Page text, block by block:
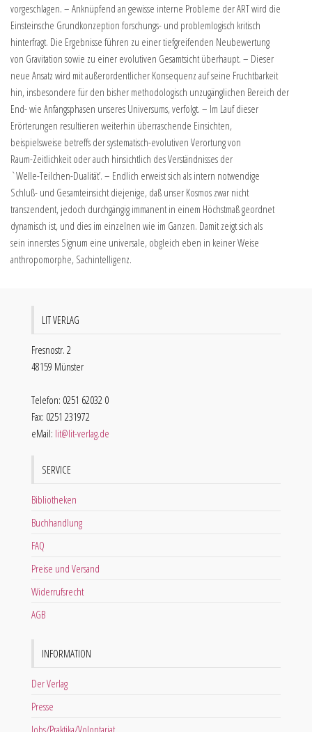
vorgeschlagen. – Anknüpfend an gewisse interne Probleme der ART wird die
Einsteinsche Grundkonzeption forschungs- und problemlogisch kritisch
hinterfragt. Die Ergebnisse führen zu einer tiefgreifenden Neubewertung
von Gravitation sowie zu einer evolutiven Gesamtsicht überhaupt. – Dieser
neue Ansatz wird mit außerordentlicher Konsequenz auf seine Fruchtbarkeit
hin, insbesondere für den bisher methodologisch unzugänglichen Bereich der
End- wie Anfangsphasen unseres Universums, verfolgt. – Im Lauf dieser
Erörterungen resultieren weiterhin überraschende Einsichten,
beispielsweise betreffs der systematisch-evolutiven Verortung von
Raum-Zeitlichkeit oder auch hinsichtlich des Verständnisses der
`Welle-Teilchen-Dualität’. – Endlich erweist sich als intern notwendige
Schluß- und Gesamteinsicht diejenige, daß unser Kosmos zwar nicht
transzendent, jedoch durchgängig immanent in einem Höchstmaß geordnet
dynamisch ist, und dies im einzelnen wie im Ganzen. Damit zeigt sich als
sein innerstes Signum eine universale, obgleich eben in keiner Weise
anthropomorphe, Sachintelligenz.
LIT VERLAG
Fresnostr. 2
48159 Münster
Telefon: 0251 62032 0
Fax: 0251 231972
eMail: lit@lit-verlag.de
SERVICE
Bibliotheken
Buchhandlung
FAQ
Preise und Versand
Widerrufsrecht
AGB
INFORMATION
Der Verlag
Presse
Jobs/Praktika/Volontariat